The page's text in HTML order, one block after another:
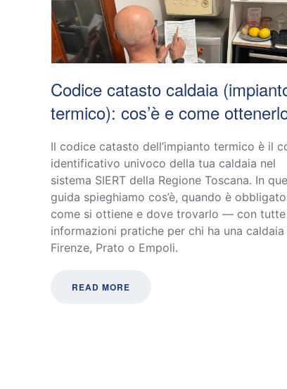
Codice catasto caldaia
termico): cos’è e come
Il codice catasto dell’impianto termico è il
identificativo univoco della tua caldaia nel
sistema SIERT della Regione Toscana. In
guida spieghiamo cos’è, quando è
come si ottiene e dove trovarlo — con
informazioni pratiche per chi ha una caldaia
Firenze, Prato o Empoli.
READ MORE